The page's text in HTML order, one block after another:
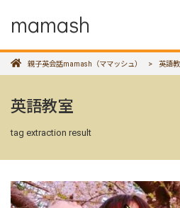
mamash
親子英会話mamash（ママッシュ） > 英語
英語教室
tag extraction result